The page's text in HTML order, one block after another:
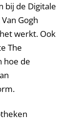
bij de Digitale
Gogh
werkt. Ook
The
hoe de